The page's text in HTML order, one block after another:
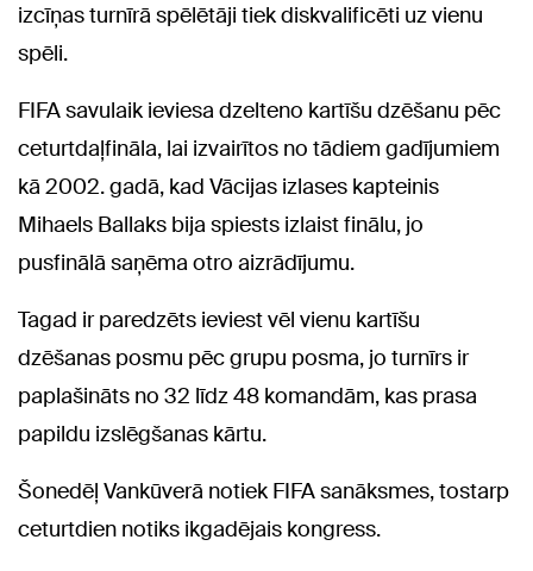
izcīņas turnīrā spēlētāji tiek diskvalificēti uz vienu
spēli.
FIFA savulaik ieviesa dzelteno kartīšu dzēšanu pēc
ceturtdaļfināla, lai izvairītos no tādiem gadījumiem
kā 2002. gadā, kad Vācijas izlases kapteinis
Mihaels Ballaks bija spiests izlaist finālu, jo
pusfinālā saņēma otro aizrādījumu.
Tagad ir paredzēts ieviest vēl vienu kartīšu
dzēšanas posmu pēc grupu posma, jo turnīrs ir
paplašināts no 32 līdz 48 komandām, kas prasa
papildu izslēgšanas kārtu.
Šonedēļ Vankūverā notiek FIFA sanāksmes, tostarp
ceturtdien notiks ikgadējais kongress.